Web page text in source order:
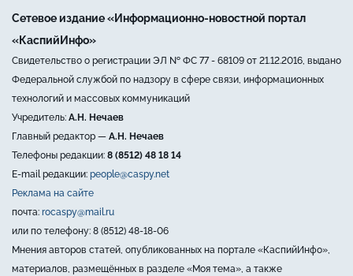
Сетевое издание «Информационно-новостной портал
«КаспийИнфо»
Свидетельство о регистрации ЭЛ № ФС 77 - 68109 от 21.12.2016, выдано
Федеральной службой по надзору в сфере связи, информационных
технологий и массовых коммуникаций
Учредитель: А.Н. Нечаев
Главный редактор — А.Н. Нечаев
Телефоны редакции: 8 (8512) 48 18 14
E-mail редакции: people@caspy.net
Реклама на сайте
почта: rocaspy@mail.ru
или по телефону: 8 (8512) 48-18-06
Мнения авторов статей, опубликованных на портале «КаспийИнфо»,
материалов, размещённых в разделе «Моя тема», а также